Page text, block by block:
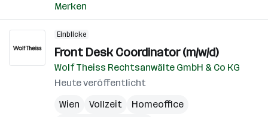
Merken
Einblicke
Front Desk Coordinator (m/w/d)
Wolf Theiss Rechtsanwälte GmbH & Co KG
Heute veröffentlicht
Wien
Vollzeit
Homeoffice